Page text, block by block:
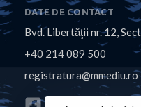
DATE DE CONTACT
Bvd. Libertăţii nr. 12,
+40 214 089 500
registratura@mmediu.ro